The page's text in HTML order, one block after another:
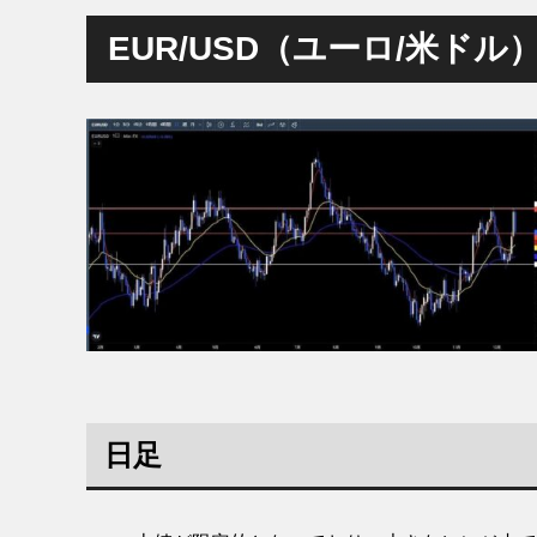
EUR/USD（ユーロ/米ドル
日足